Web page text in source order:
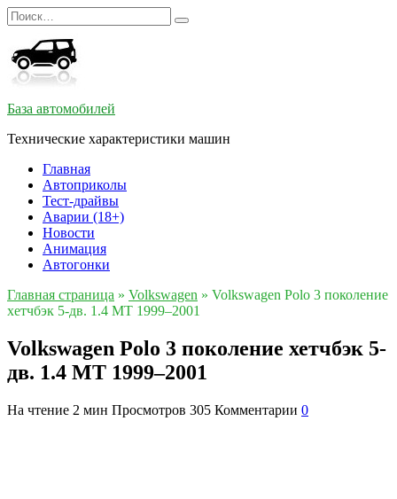
Перейти
к
содержанию
Search
for:
База автомобилей
Технические характеристики машин
Главная
Автоприколы
Тест-драйвы
Аварии (18+)
Новости
Анимация
Автогонки
Главная страница » Volkswagen » Volkswagen Polo 3 поколение
хетчбэк 5-дв. 1.4 MT 1999–2001
Volkswagen Polo 3 поколение хетчбэк 5-
дв. 1.4 MT 1999–2001
На чтение 2 мин Просмотров 305 Комментарии 0